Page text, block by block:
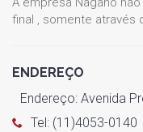
final , somente através
ENDEREÇO
Endereço: Avenida
Tel: (11)4053-0140